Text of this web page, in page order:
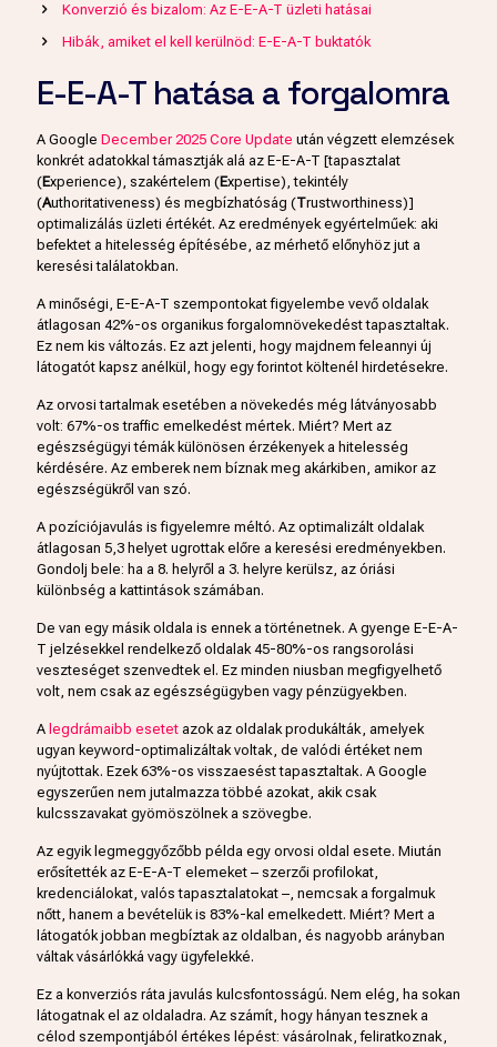
Konverzió és bizalom: Az E-E-A-T üzleti hatásai
Hibák, amiket el kell kerülnöd: E-E-A-T buktatók
E-E-A-T hatása a forgalomra
A Google December 2025 Core Update után végzett elemzések
konkrét adatokkal támasztják alá az E-E-A-T [tapasztalat
(Experience), szakértelem (Expertise), tekintély
(Authoritativeness) és megbízhatóság (Trustworthiness)]
optimalizálás üzleti értékét. Az eredmények egyértelműek: aki
befektet a hitelesség építésébe, az mérhető előnyhöz jut a
keresési találatokban.
A minőségi, E-E-A-T szempontokat figyelembe vevő oldalak
átlagosan 42%-os organikus forgalomnövekedést tapasztaltak.
Ez nem kis változás. Ez azt jelenti, hogy majdnem feleannyi új
látogatót kapsz anélkül, hogy egy forintot költenél hirdetésekre.
Az orvosi tartalmak esetében a növekedés még látványosabb
volt: 67%-os traffic emelkedést mértek. Miért? Mert az
egészségügyi témák különösen érzékenyek a hitelesség
kérdésére. Az emberek nem bíznak meg akárkiben, amikor az
egészségükről van szó.
A pozíciójavulás is figyelemre méltó. Az optimalizált oldalak
átlagosan 5,3 helyet ugrottak előre a keresési eredményekben.
Gondolj bele: ha a 8. helyről a 3. helyre kerülsz, az óriási
különbség a kattintások számában.
De van egy másik oldala is ennek a történetnek. A gyenge E-E-A-
T jelzésekkel rendelkező oldalak 45-80%-os rangsorolási
veszteséget szenvedtek el. Ez minden niusban megfigyelhető
volt, nem csak az egészségügyben vagy pénzügyekben.
A legdrámaibb esetet azok az oldalak produkálták, amelyek
ugyan keyword-optimalizáltak voltak, de valódi értéket nem
nyújtottak. Ezek 63%-os visszaesést tapasztaltak. A Google
egyszerűen nem jutalmazza többé azokat, akik csak
kulcsszavakat gyömöszölnek a szövegbe.
Az egyik legmeggyőzőbb példa egy orvosi oldal esete. Miután
erősítették az E-E-A-T elemeket – szerzői profilokat,
kredenciálokat, valós tapasztalatokat –, nemcsak a forgalmuk
nőtt, hanem a bevételük is 83%-kal emelkedett. Miért? Mert a
látogatók jobban megbíztak az oldalban, és nagyobb arányban
váltak vásárlókká vagy ügyfelekké.
Ez a konverziós ráta javulás kulcsfontosságú. Nem elég, ha sokan
látogatnak el az oldaladra. Az számít, hogy hányan tesznek a
célod szempontjából értékes lépést: vásárolnak, feliratkoznak,